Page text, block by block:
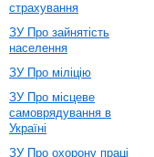
страхування
ЗУ Про зайнятість
населення
ЗУ Про міліцію
ЗУ Про місцеве
самоврядування в
Україні
ЗУ Про охорону праці